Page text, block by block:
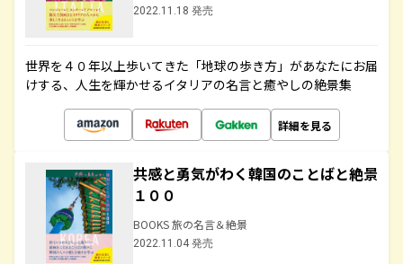
2022.11.18 発売
世界を４０年以上歩いてきた「地球の歩き方」があなたにお届
けする、人生を輝かせるイタリアの名言と癒やしの絶景集
詳細を見る
共感と勇気がわく韓国のことばと絶景
１００
BOOKS 旅の名言＆絶景
2022.11.04 発売